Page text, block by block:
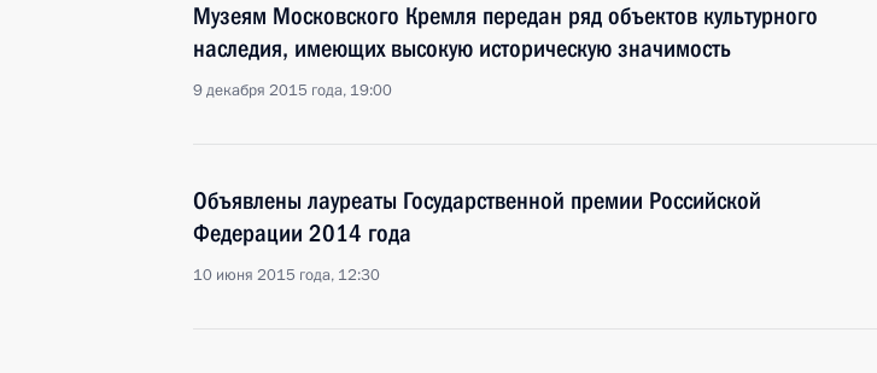
Музеям Московского Кремля передан ряд объектов культурного
наследия, имеющих высокую историческую значимость
9 декабря 2015 года, 19:00
Объявлены лауреаты Государственной премии Российской
Федерации 2014 года
10 июня 2015 года, 12:30